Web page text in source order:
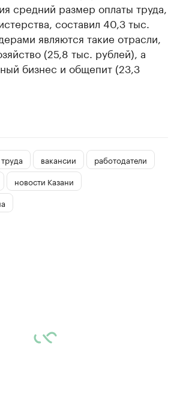
средний размер оплаты труда,
составил 40,3 тыс.
являются такие отрасли,
(25,8 тыс. рублей), а
бизнес и общепит (23,3
вакансии
работодатели
новости Казани